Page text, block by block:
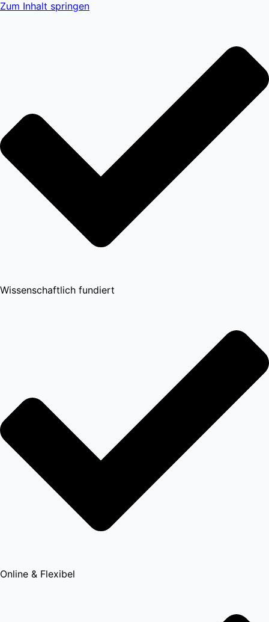
Zum Inhalt springen
Wissenschaftlich fundiert
Online & Flexibel